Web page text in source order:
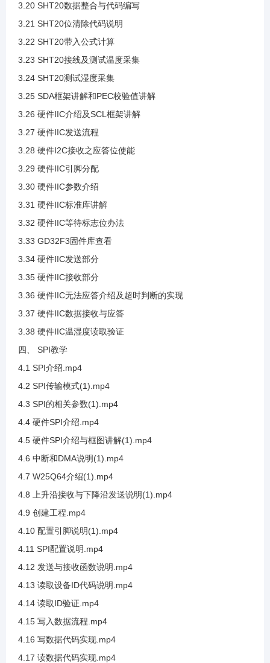
3.9 IIC通信过程
3.10 IIC读写时序案例
3.11 创建IIC模板工程
3.12 新文件导入工程
3.13 引脚分配
3.14 引脚配置与开漏输出模式介绍
3.19 SHT20数据换算说明(1)
3.20 SHT20数据整合与代码编写
3.21 SHT20位清除代码说明
3.22 SHT20带入公式计算
3.23 SHT20接线及测试温度采集
3.24 SHT20测试湿度采集
3.25 SDA框架讲解和PEC校验值讲解
3.26 硬件IIC介绍及SCL框架讲解
3.20 SHT20数据整合与代码编写
3.21 SHT20位清除代码说明
3.22 SHT20带入公式计算
3.23 SHT20接线及测试温度采集
3.24 SHT20测试湿度采集
3.25 SDA框架讲解和PEC校验值讲解
3.26 硬件IIC介绍及SCL框架讲解
3.27 硬件IIC发送流程
3.28 硬件I2C接收之应答位使能
3.29 硬件IIC引脚分配
3.30 硬件IIC参数介绍
3.31 硬件IIC标准库讲解
3.32 硬件IIC等待标志位办法
3.33 GD32F3固件库查看
3.34 硬件IIC发送部分
3.35 硬件IIC接收部分
3.36 硬件IIC无法应答介绍及超时判断的实现
3.37 硬件IIC数据接收与应答
3.38 硬件IIC温湿度读取验证
四、 SPI教学
4.1 SPI介绍.mp4
4.2 SPI传输模式(1).mp4
4.3 SPI的相关参数(1).mp4
4.4 硬件SPI介绍.mp4
4.5 硬件SPI介绍与框图讲解(1).mp4
4.6 中断和DMA说明(1).mp4
4.7 W25Q64介绍(1).mp4
4.8 上升沿接收与下降沿发送说明(1).mp4
4.9 创建工程.mp4
4.10 配置引脚说明(1).mp4
4.11 SPI配置说明.mp4
4.12 发送与接收函数说明.mp4
4.13 读取设备ID代码说明.mp4
4.14 读取ID验证.mp4
4.15 写入数据流程.mp4
4.16 写数据代码实现.mp4
4.17 读数据代码实现.mp4